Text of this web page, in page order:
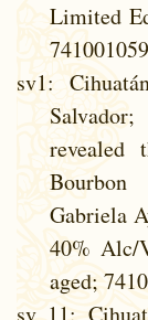
Limited
sv1:
revealed
Gabriela
40% Alc/
aged;